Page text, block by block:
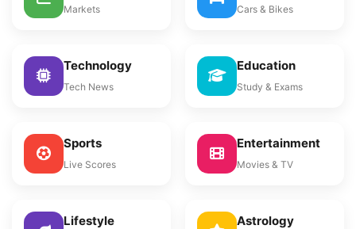
Markets Cars & Bikes
Technology
Tech News
Education
Study & Exams
Sports
Live Scores
Entertainment
Movies & TV
Lifestyle Astrology